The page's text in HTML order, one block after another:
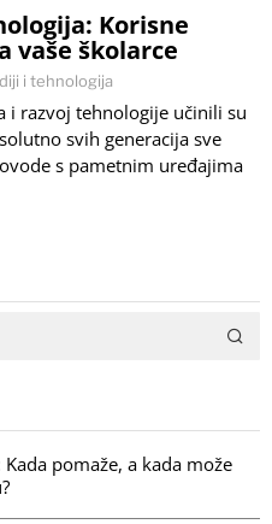
Korisne
vaše školarce
i tehnologija
i razvoj tehnologije učinili su
svih generacija sve
s pametnim uređajima
Kada pomaže, a kada može